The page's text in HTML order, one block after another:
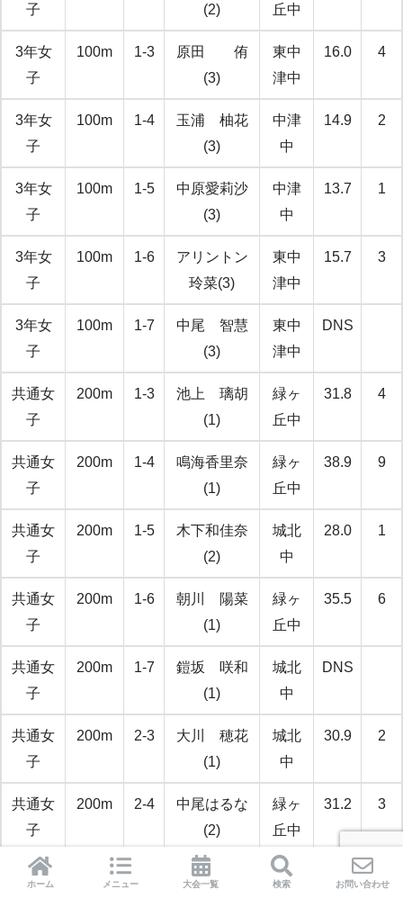
子
(2)
丘中
3年女
子
100m 1-3
原田 侑
(3)
東中
津中
16.0 4
3年女
子
100m 1-4
玉浦 柚花
(3)
中津
中
14.9 2
3年女
子
100m 1-5
中原愛莉沙
(3)
中津
中
13.7 1
3年女
子
100m 1-6
アリントン
玲菜(3)
東中
津中
15.7 3
3年女
子
100m 1-7
中尾 智慧
(3)
東中
津中
DNS
共通女
子
200m 1-3
池上 璃胡
(1)
緑ヶ
丘中
31.8 4
共通女
子
200m 1-4
鳴海香里奈
(1)
緑ヶ
丘中
38.9 9
共通女
子
200m 1-5
木下和佳奈
(2)
城北
中
28.0 1
共通女
子
200m 1-6
朝川 陽菜
(1)
緑ヶ
丘中
35.5 6
共通女
子
200m 1-7
鎧坂 咲和
(1)
城北
中
DNS
共通女
子
200m 2-3
大川 穂花
(1)
城北
中
30.9 2
共通女
子
200m 2-4
中尾はるな
(2)
緑ヶ
丘中
31.2 3
共通女
200m
久保田夏未
緑ヶ
ホーム メニュー 大会一覧 検索 お問い合わせ